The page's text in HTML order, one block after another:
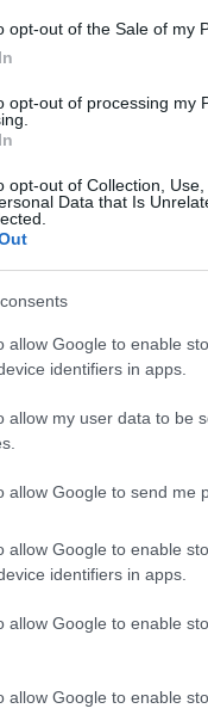
opt-out of the Sale of my
opt-out of processing my
opt-out of Collection,
Data that Is
allow Google to enable
identifiers in apps.
allow my user data to be
allow Google to send me
allow Google to enable
identifiers in apps.
allow Google to enable
allow Google to enable
Liverpool? Il rischio
in evidenza
. Un passaggio a
un paio di
stagione
per risollevare le
di sterline, il suo
la sua